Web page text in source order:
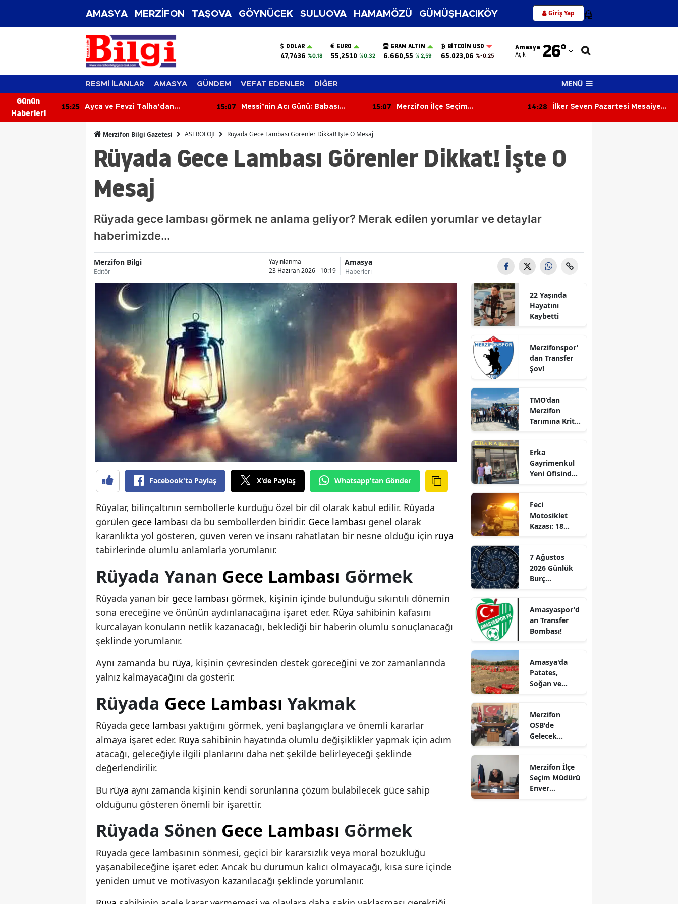
AMASYA MERZİFON TAŞOVA GÖYNÜCEK SULUOVA HAMAMÖZÜ GÜMÜŞHACIKÖY Giriş Yap 12
DOLAR
47,7436 %0.18
EURO
55,2510 %0.32
GRAM ALTIN
6.660,55 % 2,59
BITCOIN USD
65.023,06 %-0.25
Amasya
Açık 26°
Adana
Adıyaman
Ağrı
Amasya
Antalya
Balıkesir
Bingöl
Bitlis
Bolu
Burdur
Çanakkale
Çorum
Denizli
Edirne
Erzincan
Erzurum
Gaziantep
Gümüşhane
Hakkari
Isparta
İstanbul
İzmir
Kastamonu
RESMİ İLANLAR AMASYA GÜNDEM VEFAT EDENLER DİĞER MENÜ
Günün
Haberleri
İddialı
15:25
Ayça ve Fevzi Talha’dan
15:07
Messi’nin Acı Günü: Babası
15:07
Merzifon İlçe Seçim
14:28
İlker Seven Pazartesi Mesaiye
Merzifon Bilgi Gazetesi ASTROLOJİ Rüyada Gece Lambası Görenler Dikkat! İşte O Mesaj
Rüyada Gece Lambası Görenler Dikkat! İşte O
Mesaj
Rüyada gece lambası görmek ne anlama geliyor? Merak edilen yorumlar ve detaylar
haberimizde...
Merzifon Bilgi
Editör
Yayınlanma
23 Haziran 2026 - 10:19
Amasya
Haberleri
Facebook'ta Paylaş X'de Paylaş Whatsapp'tan Gönder
Rüyalar, bilinçaltının sembollerle kurduğu özel bir dil olarak kabul edilir. Rüyada
görülen gece lambası da bu sembollerden biridir. Gece lambası genel olarak
karanlıkta yol gösteren, güven veren ve insanı rahatlatan bir nesne olduğu için rüya
tabirlerinde olumlu anlamlarla yorumlanır.
Rüyada Yanan Gece Lambası Görmek
Rüyada yanan bir gece lambası görmek, kişinin içinde bulunduğu sıkıntılı dönemin
sona ereceğine ve önünün aydınlanacağına işaret eder. Rüya sahibinin kafasını
kurcalayan konuların netlik kazanacağı, beklediği bir haberin olumlu sonuçlanacağı
şeklinde yorumlanır.
Aynı zamanda bu rüya, kişinin çevresinden destek göreceğini ve zor zamanlarında
yalnız kalmayacağını da gösterir.
Rüyada Gece Lambası Yakmak
Rüyada gece lambası yaktığını görmek, yeni başlangıçlara ve önemli kararlar
almaya işaret eder. Rüya sahibinin hayatında olumlu değişiklikler yapmak için adım
atacağı, geleceğiyle ilgili planlarını daha net şekilde belirleyeceği şeklinde
değerlendirilir.
Bu rüya aynı zamanda kişinin kendi sorunlarına çözüm bulabilecek güce sahip
olduğunu gösteren önemli bir işarettir.
Rüyada Sönen Gece Lambası Görmek
Rüyada gece lambasının sönmesi, geçici bir kararsızlık veya moral bozukluğu
yaşanabileceğine işaret eder. Ancak bu durumun kalıcı olmayacağı, kısa süre içinde
yeniden umut ve motivasyon kazanılacağı şeklinde yorumlanır.
22 Yaşında
Hayatını
Kaybetti
Merzifonspor'
dan Transfer
Şov!
TMO’dan
Merzifon
Tarımına Kritik
Erka
Gayrimenkul
Yeni Ofisinde
“Gayrimenkul
Almak İçin
Doğru Zaman”
Feci
Motosiklet
Kazası: 18
Kaybetti
7 Ağustos
2026 Günlük
Burç
Sürprizler,
Parada Yeni
Fırsatlar
Amasyaspor'd
an Transfer
Bombası!
Amasya'da
Patates,
Soğan ve
Denetimi
Merzifon
OSB'de
Gelecek
Merzifon İlçe
Seçim Müdürü
Enver